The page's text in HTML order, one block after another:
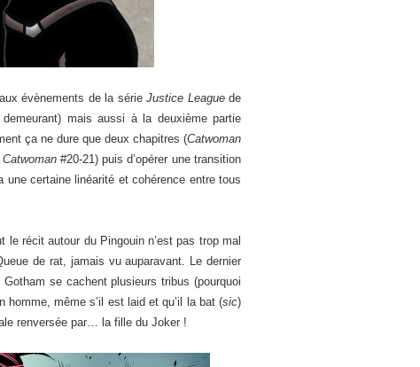
évènements de la sérieJustice Leaguede
mais aussi à la deuxième partie
ça ne dure que deux chapitres (Catwoman
Catwoman#20-21) puis d’opérer une transition
certaine linéarité et cohérence entre tous
récit autour du Pingouin n’est pas trop mal
de rat, jamais vu auparavant. Le dernier
se cachent plusieurs tribus (pourquoi
homme, même s’il est laid et qu’il la bat (sic)
renversée par… la fille du Joker !